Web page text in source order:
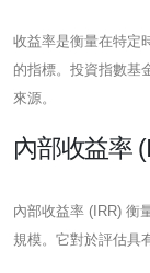
收益率是衡量在特定
的指標。投資指數基
來源。
內部收益率
內部收益率 (IRR) 衡
規模。它對於評估具